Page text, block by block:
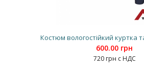
Костюм вологостійкий куртка
600.00 грн
720 грн с НДС